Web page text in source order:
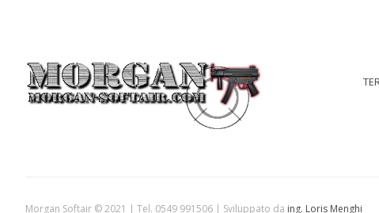
Morgan Softair © 2021 | Tel. 0549 991506 | Sviluppato da ing. Loris Menghi